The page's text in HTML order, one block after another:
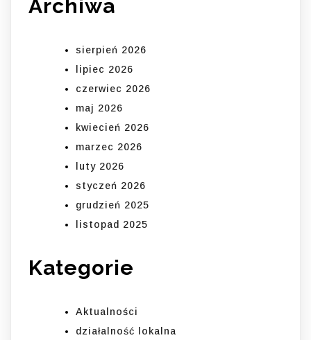
Archiwa
sierpień 2026
lipiec 2026
czerwiec 2026
maj 2026
kwiecień 2026
marzec 2026
luty 2026
styczeń 2026
grudzień 2025
listopad 2025
Kategorie
Aktualności
działalność lokalna